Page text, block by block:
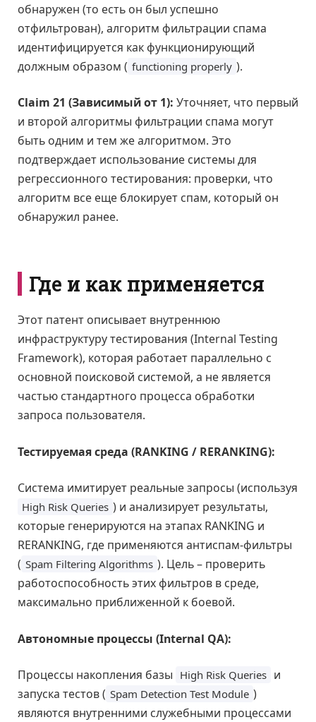
обнаружен (то есть он был успешно
отфильтрован), алгоритм фильтрации спама
идентифицируется как функционирующий
должным образом ( functioning properly ).
Claim 21 (Зависимый от 1): Уточняет, что первый
и второй алгоритмы фильтрации спама могут
быть одним и тем же алгоритмом. Это
подтверждает использование системы для
регрессионного тестирования: проверки, что
алгоритм все еще блокирует спам, который он
обнаружил ранее.
Где и как применяется
Этот патент описывает внутреннюю
инфраструктуру тестирования (Internal Testing
Framework), которая работает параллельно с
основной поисковой системой, а не является
частью стандартного процесса обработки
запроса пользователя.
Тестируемая среда (RANKING / RERANKING):
Система имитирует реальные запросы (используя
High Risk Queries ) и анализирует результаты,
которые генерируются на этапах RANKING и
RERANKING, где применяются антиспам-фильтры
( Spam Filtering Algorithms ). Цель – проверить
работоспособность этих фильтров в среде,
максимально приближенной к боевой.
Автономные процессы (Internal QA):
Процессы накопления базы High Risk Queries и
запуска тестов ( Spam Detection Test Module )
являются внутренними служебными процессами